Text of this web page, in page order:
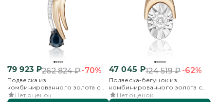
79 923₽262 824₽-70%
Подвеска из
комбинированного золота с
сапфиром и бриллиантами
Нет оценок
47 045 ₽124 519₽-62%
Подвеска-бегунок из
комбинированного золота с
бриллиантом
Нет оценок